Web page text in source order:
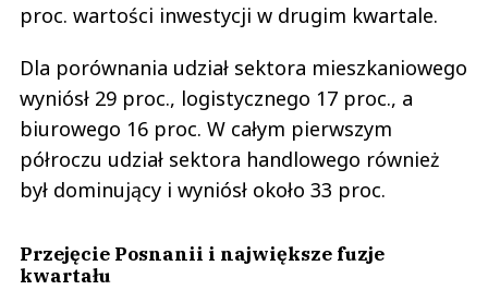
proc. wartości inwestycji w drugim kwartale.
Dla porównania udział sektora mieszkaniowego
wyniósł 29 proc., logistycznego 17 proc., a
biurowego 16 proc. W całym pierwszym
półroczu udział sektora handlowego również
był dominujący i wyniósł około 33 proc.
Przejęcie Posnanii i największe fuzje
kwartału